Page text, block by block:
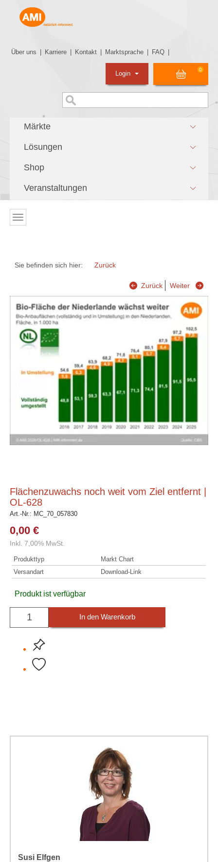
Über uns Karriere Kontakt Marktsprache FAQ
0
Login
Märkte
Lösungen
Shop
Veranstaltungen
Sie befinden sich hier: Zurück
Zurück Weiter
Flächenzuwachs noch weit vom Ziel entfernt |
OL-628
Art.-Nr.: MC_70_057830
0,00 €
Inkl. 7,00% MwSt.
Produkttyp
Markt Chart
Versandart
Download-Link
Produkt ist verfügbar
In den Warenkorb
Susi Elfgen